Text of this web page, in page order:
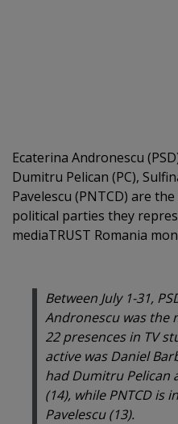
Ecaterina Andronescu
Dumitru Pelican (PC),
Pavelescu (PNTCD) are
political parties they
mediaTRUST Romania
Between July 1-31,
Andronescu was the
22 presences in TV
active was Daniel
had Dumitru Pelican
(14), while PNTCD is
Pavelescu (13).